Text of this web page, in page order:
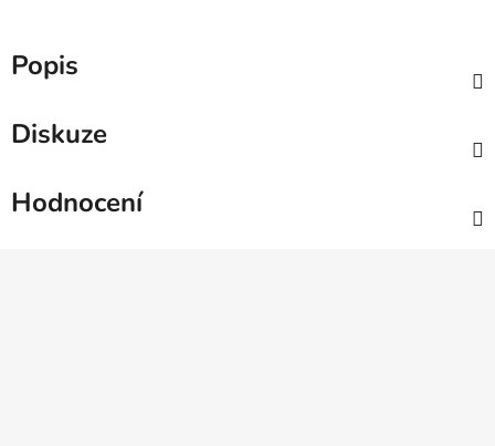
Popis
Diskuze
Hodnocení